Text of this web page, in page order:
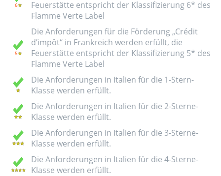
Feuerstätte entspricht der Klassifizierung 6* des
Flamme Verte Label
Die Anforderungen für die Förderung „Crédit
d’impôt“ in Frankreich werden erfüllt, die
Feuerstätte entspricht der Klassifizierung 5* des
Flamme Verte Label
Die Anforderungen in Italien für die 1-Stern-
Klasse werden erfüllt.
Die Anforderungen in Italien für die 2-Sterne-
Klasse werden erfüllt.
Die Anforderungen in Italien für die 3-Sterne-
Klasse werden erfüllt.
Die Anforderungen in Italien für die 4-Sterne-
Klasse werden erfüllt.